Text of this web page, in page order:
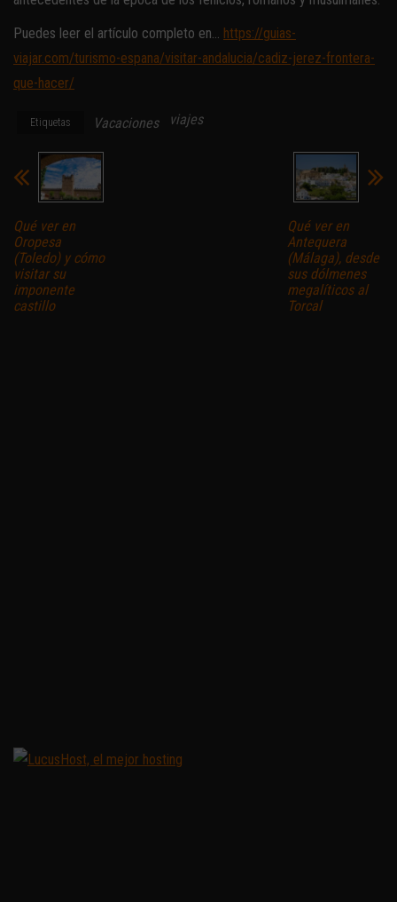
Puedes leer el artículo completo en… https://guias-
viajar.com/turismo-espana/visitar-andalucia/cadiz-jerez-frontera-
que-hacer/
Etiquetas Vacaciones viajes
Qué ver en
Oropesa
(Toledo) y cómo
visitar su
imponente
castillo
Qué ver en
Antequera
(Málaga), desde
sus dólmenes
megalíticos al
Torcal